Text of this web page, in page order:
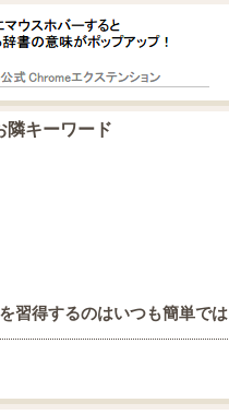
隣キーワード
習得するのはいつも簡単では